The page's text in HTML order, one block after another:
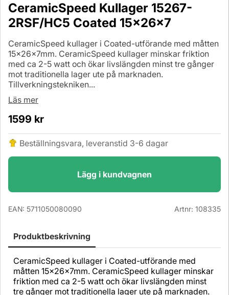
CeramicSpeed Kullager 15267-
2RSF/HC5 Coated 15x26x7
CeramicSpeed kullager i Coated-utförande med måtten
15x26x7mm. CeramicSpeed kullager minskar friktion
med ca 2-5 watt och ökar livslängden minst tre gånger
mot traditionella lager ute på marknaden.
Tillverkningstekniken...
Läs mer
1599 kr
Beställningsvara, leveranstid 3-6 dagar
Lägg i kundvagnen
EAN: 5711050080090 Artnr: 108335
Produktbeskrivning
CeramicSpeed kullager i Coated-utförande med
måtten 15x26x7mm. CeramicSpeed kullager minskar
friktion med ca 2-5 watt och ökar livslängden minst
tre gånger mot traditionella lager ute på marknaden.